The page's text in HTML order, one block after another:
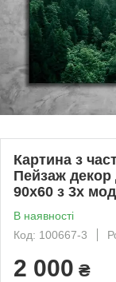
Картина з
Пейзаж декор
90х60 з 3х
В наявності
Код: 100667-3
2 000 ₴